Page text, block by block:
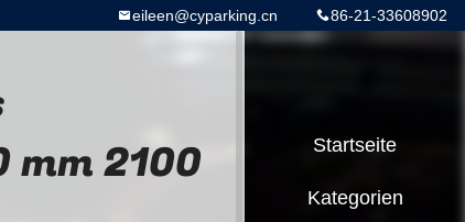
86-21-33608902
eileen@cyparking.cn
2100
Startseite
Kategorien